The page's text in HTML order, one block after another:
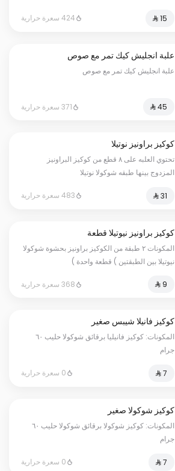
ولكل افراد العائلة
424 سعرة حرارية
علبة انجليش كيك تمر مع صوص
علبة انجليش كيك تمر مع صوص
371 سعرة حرارية
كوكيز براونيز نوتيلا
تحتوي العلبه على ٨ قطع من كوكيز البراونيز
المزدوج بينها طبقه شوكولا نوتيلا
483 سعرة حرارية
كوكيز براونيز نيوتيلا قطعة
المكونات ٢ طبقة من الكوكيز براونيز بحشوة شوكولا
نيوتيلا بين الطبقتين ) قطعة واحدة )
368 سعرة حرارية
كوكيز فانيلا شيبس صغير
المكونات: كوكيز فانيليا برقائق شوكولا حليب ٦٠
جرام
0 سعرة حرارية
كوكيز شوكولا صغير
المكونات: كوكيز شوكولا برقائق شوكولا حليب ٦٠
جرام
0 سعرة حرارية